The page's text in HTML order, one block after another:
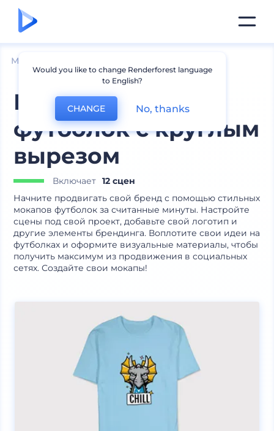
Мокапы
Набор мокапов
футболок с круглым
вырезом
Включает 12 сцен
Начните продвигать свой бренд с помощью стильных
мокапов футболок за считанные минуты. Настройте
сцены под свой проект, добавьте свой логотип и
другие элементы брендинга. Воплотите свои идеи на
футболках и оформите визуальные материалы, чтобы
получить максимум из продвижения в социальных
сетях. Создайте свои мокапы!
Would you like to change Renderforest language
to English?
CHANGE No, thanks